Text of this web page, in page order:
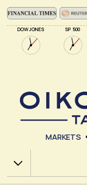
DOW JONES SP 500
MARKETS
Χ.Α.